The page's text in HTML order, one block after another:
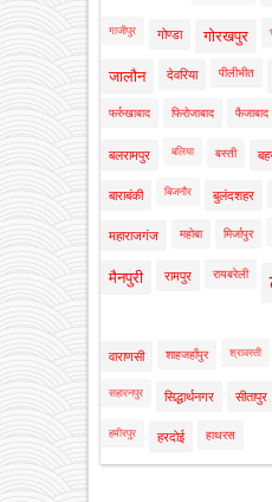
गाजीपुर गोण्डा गोरखपुर
जालौन देवरिया पीलीभीत
फर्रुखाबाद फिरोजाबाद फैजाबाद
बलरामपुर बलिया बस्ती
बाराबंकी बिजनौर बुलंदशहर
महाराजगंज महोबा मिर्जापुर
मैनपुरी रामपुर रायबरेली
वाराणसी शाहजहाँपुर श्रावस्ती
सहारनपुर सिद्धार्थनगर सीतापुर
हमीरपुर हरदोई हाथरस